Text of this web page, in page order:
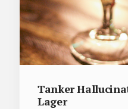
Tanker
Lager